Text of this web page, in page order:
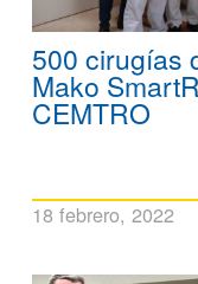
500 cirugías
Mako
CEMTRO
18 febrero, 2022